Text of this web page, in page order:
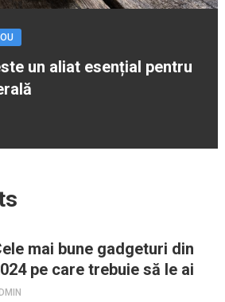
un aliat esențial pentru
mai bune gadgeturi din
pe care trebuie să le ai